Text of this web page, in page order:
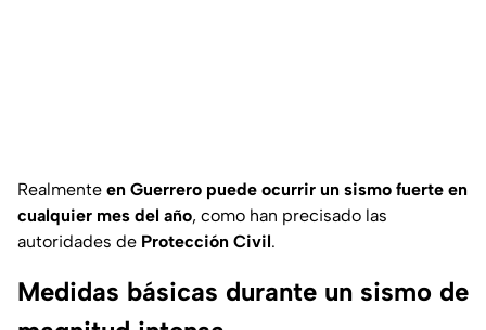
Realmente en Guerrero puede ocurrir un sismo fuerte en
cualquier mes del año, como han precisado las
autoridades de Protección Civil.
Medidas básicas durante un sismo de